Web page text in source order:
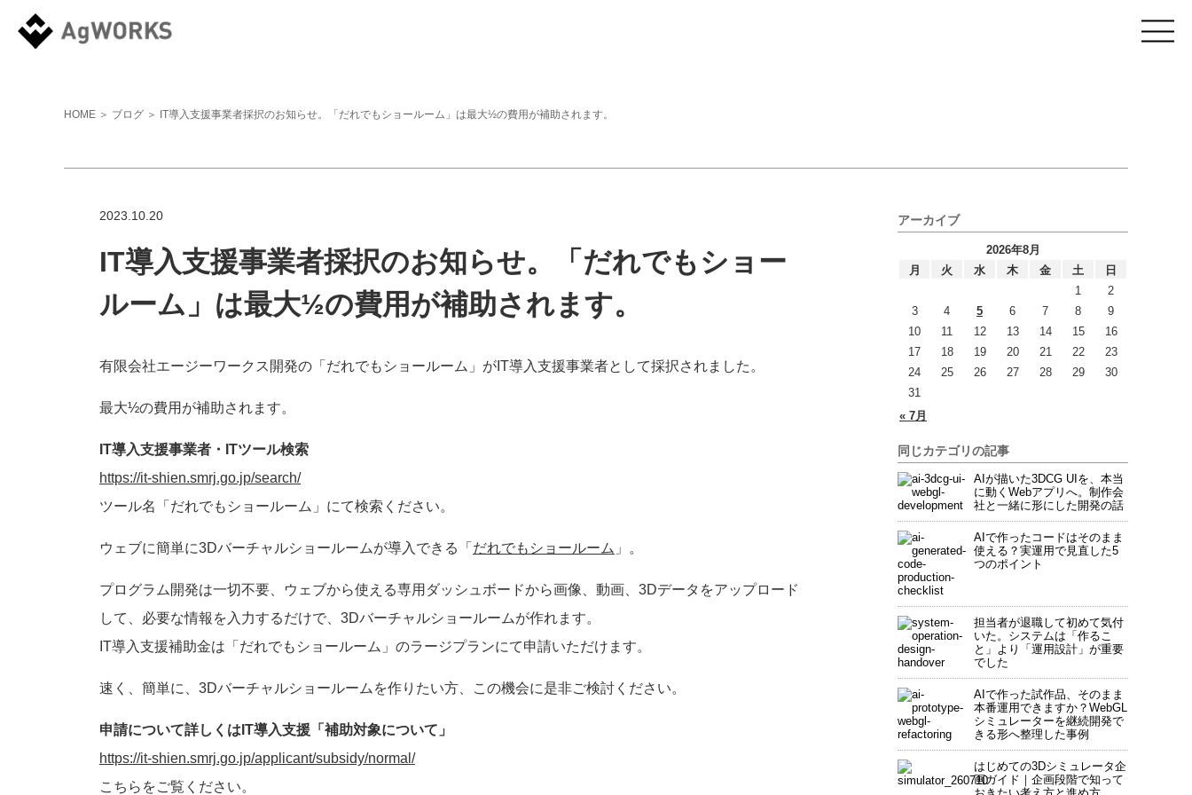
HOME ＞ ブログ ＞ IT導入支援事業者採択のお知らせ。「だれでもショールーム」は最大½の費用が補助されます。
2023.10.20
IT導入支援事業者採択のお知らせ。「だれでもショー
ルーム」は最大½の費用が補助されます。
有限会社エージーワークス開発の「だれでもショールーム」がIT導入支援事業者として採択されました。
最大½の費用が補助されます。
IT導入支援事業者・ITツール検索
https://it-shien.smrj.go.jp/search/
ツール名「だれでもショールーム」にて検索ください。
ウェブに簡単に3Dバーチャルショールームが導入できる「 だれでもショールーム 」。
プログラム開発は一切不要、ウェブから使える専用ダッシュボードから画像、動画、3Dデータをアップロード
して、必要な情報を入力するだけで、3Dバーチャルショールームが作れます。
IT導入支援補助金は「だれでもショールーム」のラージプランにて申請いただけます。
速く、簡単に、3Dバーチャルショールームを作りたい方、この機会に是非ご検討ください。
申請について詳しくはIT導入支援「補助対象について」
https://it-shien.smrj.go.jp/applicant/subsidy/normal/
こちらをご覧ください。
アーカイブ
2026年8月
月
火 水 木 金 土 日
« 7月
1
2
3
4 5 6 7 8
9
10
11 12 13 14 15
16
17
18 19 20 21 22
23
24
25 26 27 28 29
30
31
同じカテゴリの記事
AIが描いた3DCG UIを、本当
に動くWebアプリへ。制作会
社と一緒に形にした開発の話
AIで作ったコードはそのまま
使える？実運用で見直した5
つのポイント
担当者が退職して初めて気付
いた。システムは「作るこ
と」より「運用設計」が重要
でした
AIで作った試作品、そのまま
本番運用できますか？WebGL
シミュレーターを継続開発で
きる形へ整理した事例
はじめての3Dシミュレータ企
画ガイド｜企画段階で知って